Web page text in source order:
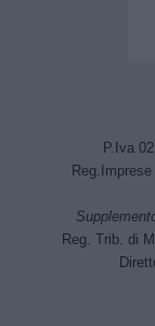
P.Iva
Reg. Trib. di